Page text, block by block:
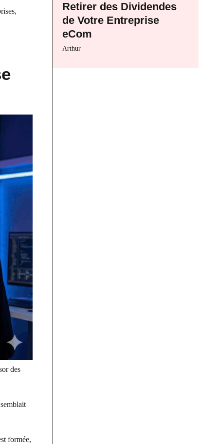
des
formée,
Retirer des Dividendes
de Votre Entreprise
eCom
Arthur